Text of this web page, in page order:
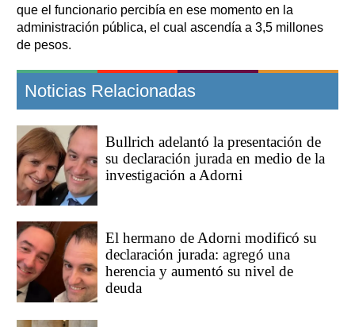
que el funcionario percibía en ese momento en la
administración pública, el cual ascendía a 3,5 millones
de pesos.
Noticias Relacionadas
Bullrich adelantó la presentación de
su declaración jurada en medio de la
investigación a Adorni
El hermano de Adorni modificó su
declaración jurada: agregó una
herencia y aumentó su nivel de
deuda